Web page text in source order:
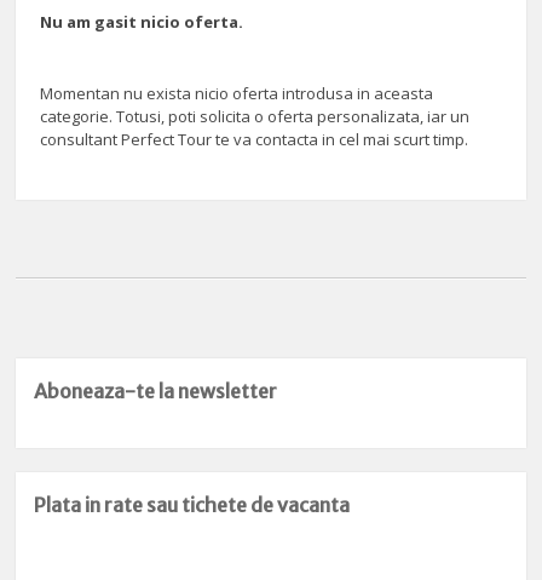
Nu am gasit nicio oferta.
Momentan nu exista nicio oferta introdusa in aceasta
categorie. Totusi, poti solicita o oferta personalizata, iar un
consultant Perfect Tour te va contacta in cel mai scurt timp.
Aboneaza-te la newsletter
Plata in rate sau tichete de vacanta